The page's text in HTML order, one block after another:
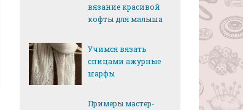
вязание красивой
кофты для малыша
Учимся вязать
спицами ажурные
шарфы
Примеры мастер-